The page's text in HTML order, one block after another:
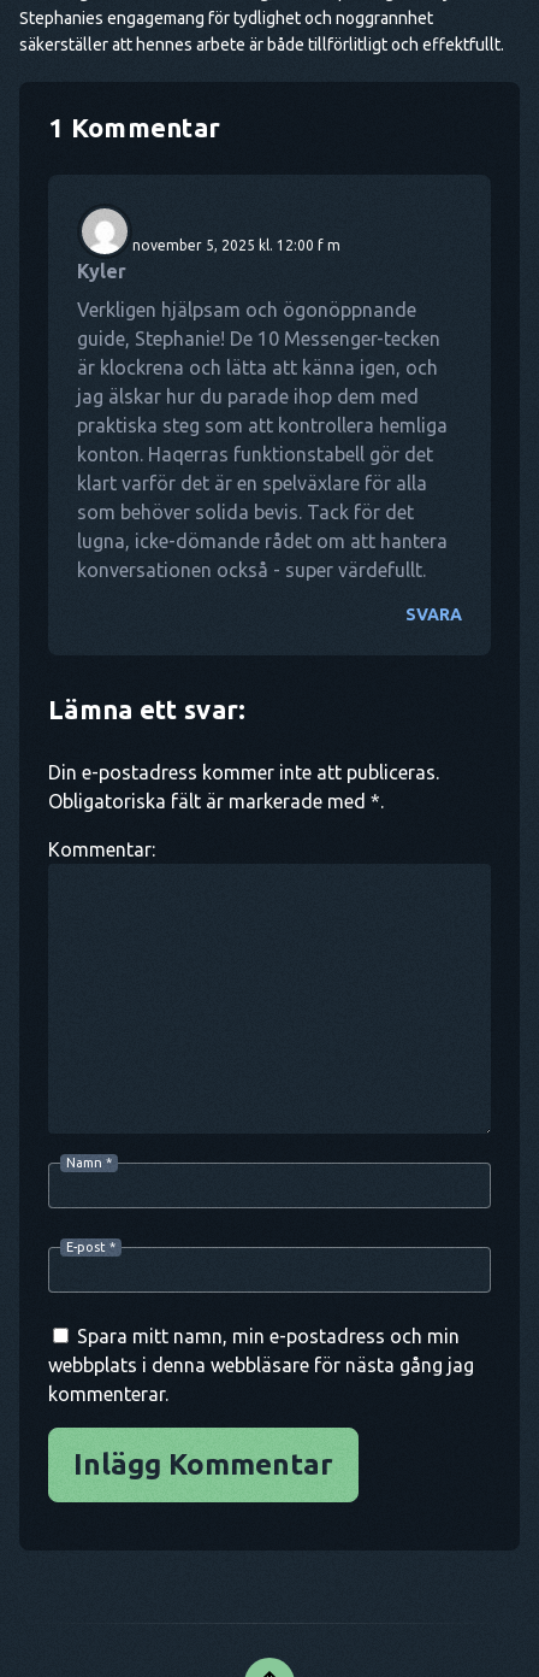
Stephanies engagemang för tydlighet och noggrannhet
säkerställer att hennes arbete är både tillförlitligt och effektfullt.
1 Kommentar
Kyler
november 5, 2025 kl. 12:00 f m
Verkligen hjälpsam och ögonöppnande
guide, Stephanie! De 10 Messenger-tecken
är klockrena och lätta att känna igen, och
jag älskar hur du parade ihop dem med
praktiska steg som att kontrollera hemliga
konton. Haqerras funktionstabell gör det
klart varför det är en spelväxlare för alla
som behöver solida bevis. Tack för det
lugna, icke-dömande rådet om att hantera
konversationen också - super värdefullt.
SVARA
Lämna ett svar:
Din e-postadress kommer inte att publiceras.
Obligatoriska fält är markerade med *.
Kommentar:
Namn *
E-post *
Spara mitt namn, min e-postadress och min
webbplats i denna webbläsare för nästa gång jag
kommenterar.
Inlägg Kommentar